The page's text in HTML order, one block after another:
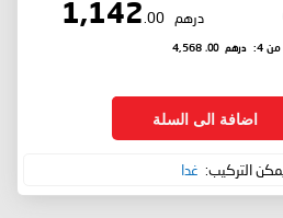
درهم 1,142
.00
4: درهم 4,568
.00
اضافة الى السلة
التركيب: غدا